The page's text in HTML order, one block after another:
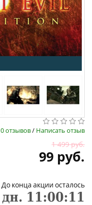
0 отзывов/ Написать отзыв
1 499 руб.
99 руб.
До конца акции осталось
дн. 11:00:10